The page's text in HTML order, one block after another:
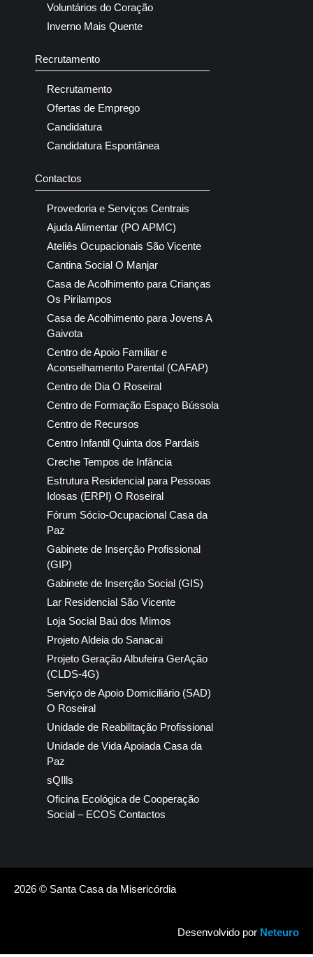
Voluntários do Coração
Inverno Mais Quente
Recrutamento
Recrutamento
Ofertas de Emprego
Candidatura
Candidatura Espontânea
Contactos
Provedoria e Serviços Centrais
Ajuda Alimentar (PO APMC)
Ateliês Ocupacionais São Vicente
Cantina Social O Manjar
Casa de Acolhimento para Crianças
Os Pirilampos
Casa de Acolhimento para Jovens A
Gaivota
Centro de Apoio Familiar e
Aconselhamento Parental (CAFAP)
Centro de Dia O Roseiral
Centro de Formação Espaço Bússola
Centro de Recursos
Centro Infantil Quinta dos Pardais
Creche Tempos de Infância
Estrutura Residencial para Pessoas
Idosas (ERPI) O Roseiral
Fórum Sócio-Ocupacional Casa da
Paz
Gabinete de Inserção Profissional
(GIP)
Gabinete de Inserção Social (GIS)
Lar Residencial São Vicente
Loja Social Baú dos Mimos
Projeto Aldeia do Sanacai
Projeto Geração Albufeira GerAção
(CLDS-4G)
Serviço de Apoio Domiciliário (SAD)
O Roseiral
Unidade de Reabilitação Profissional
Unidade de Vida Apoiada Casa da
Paz
sQIlls
Oficina Ecológica de Cooperação
Social – ECOS Contactos
2026 © Santa Casa da Misericórdia
Desenvolvido por Neteuro